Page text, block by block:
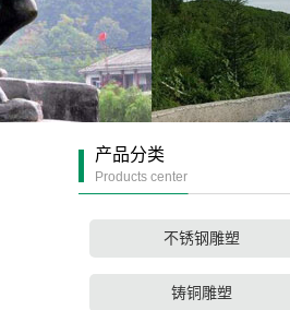
产品分类
Products center
不锈钢雕塑
铸铜雕塑